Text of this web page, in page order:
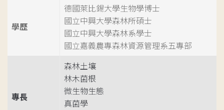
學歷
德國萊比錫大學生物學博士
國立中興大學森林所碩士
國立中興大學森林系學士
國立嘉義農專森林資源管理系五專部
專長
森林土壤
林木菌根
微生物生態
真菌學